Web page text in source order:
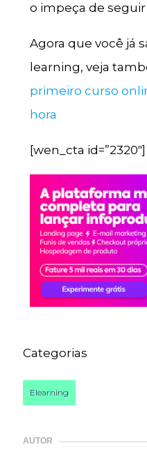
o impeça de
Agora que você já
learning, veja
primeiro curso
hora
[wen_cta id=”2320″]
Categorias
Elearning
AUTOR